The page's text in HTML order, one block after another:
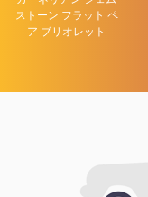
ストーン フラット ペ
ア ブリオレット